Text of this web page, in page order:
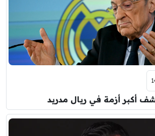
أكبر أزمة في ريال مدريد